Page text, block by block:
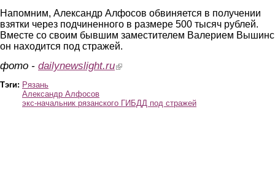
Напомним, Александр Алфосов обвиняется в получении
взятки через подчиненного в размере 500 тысяч рублей.
Вместе со своим бывшим заместителем Валерием
он находится под стражей.
фото - dailynewslight.ru(link is external)
Тэги: Рязань
Александр Алфосов
экс-начальник рязанского ГИБДД под стражей